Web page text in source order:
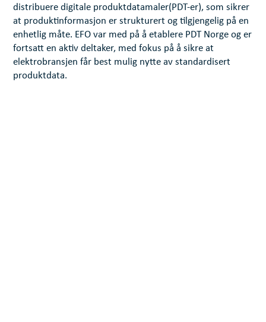
distribuere digitale produktdatamaler(PDT-er), som sikrer
at produktinformasjon er strukturert og tilgjengelig på en
enhetlig måte. EFO var med på å etablere PDT Norge og er
fortsatt en aktiv deltaker, med fokus på å sikre at
elektrobransjen får best mulig nytte av standardisert
produktdata.